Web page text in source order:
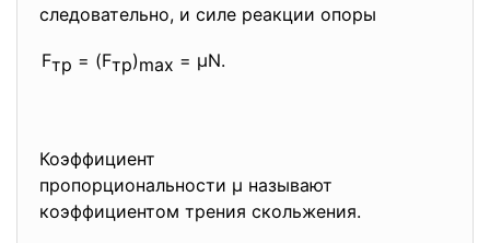
следовательно, и силе реакции опоры
Fтр = (Fтр)max = μN.
Коэффициент
пропорциональности μ называют
коэффициентом трения скольжения.